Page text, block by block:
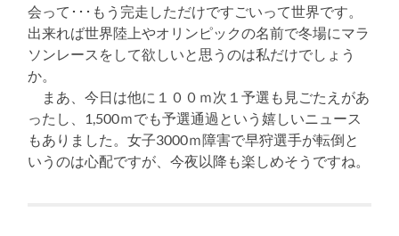
会って･･･もう完走しただけですごいって世界です。
出来れば世界陸上やオリンピックの名前で冬場にマラ
ソンレースをして欲しいと思うのは私だけでしょう
か。
まあ、今日は他に１００ｍ次１予選も見ごたえがあ
ったし、1,500ｍでも予選通過という嬉しいニュース
もありました。女子3000ｍ障害で早狩選手が転倒と
いうのは心配ですが、今夜以降も楽しめそうですね。